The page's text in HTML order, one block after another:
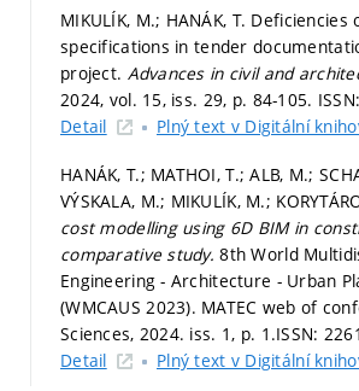
MIKULÍK, M.; HANÁK, T. Deficiencies
specifications in tender
project. Advances in civil and
2024, vol. 15, iss. 29, p. 84-105.
Detail
Plný text v Digitální
HANÁK, T.; MATHOI, T.; ALB, M.;
VÝSKALA, M.; MIKULÍK, M.;
cost modelling using 6D BIM in
comparative study.8th World
Engineering - Architecture - Urban
(WMCAUS 2023). MATEC web of
Sciences, 2024. iss. 1, p. 1.ISSN:
Detail
Plný text v Digitální